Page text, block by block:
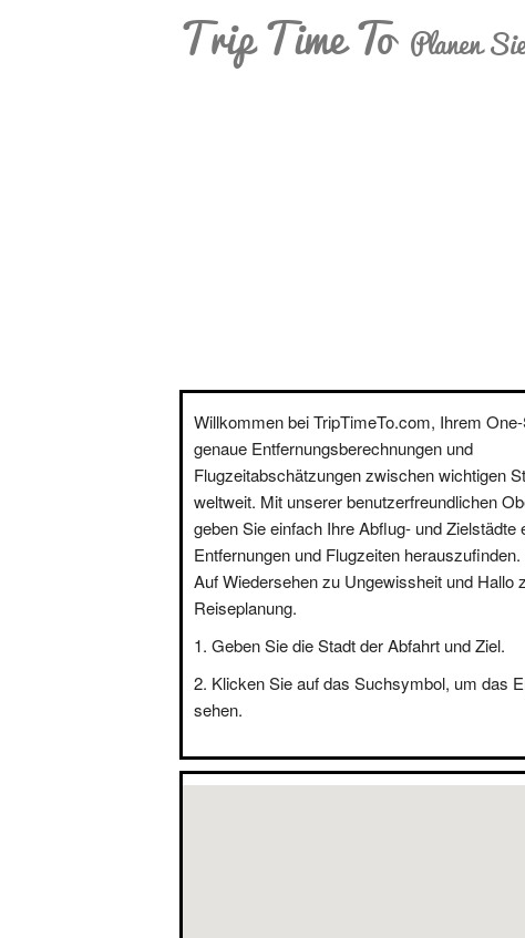
Trip Time To Planen
Willkommen bei TripTimeTo.com, Ihrem
genaue Entfernungsberechnungen und
Flugzeitabschätzungen zwischen wichtigen
weltweit. Mit unserer benutzerfreundlichen
geben Sie einfach Ihre Abflug- und Zielstädte
Entfernungen und Flugzeiten
Auf Wiedersehen zu Ungewissheit und Hallo
Reiseplanung.
Geben Sie die Stadt der Abfahrt und Ziel.
Klicken Sie auf das Suchsymbol, um das
sehen.